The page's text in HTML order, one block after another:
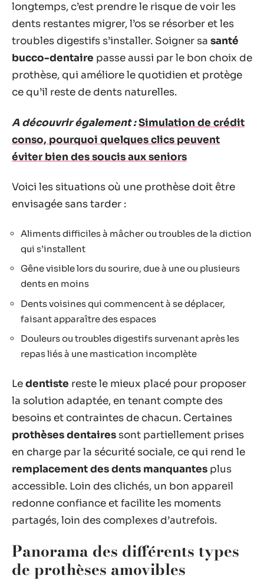
longtemps, c’est prendre le risque de voir les
dents restantes migrer, l’os se résorber et les
troubles digestifs s’installer. Soigner sa santé
bucco-dentaire passe aussi par le bon choix de
prothèse, qui améliore le quotidien et protège
ce qu’il reste de dents naturelles.
A découvrir également :Simulation de crédit
conso, pourquoi quelques clics peuvent
éviter bien des soucis aux seniors
Voici les situations où une prothèse doit être
envisagée sans tarder :
Aliments difficiles à mâcher ou troubles de la diction
qui s’installent
Gêne visible lors du sourire, due à une ou plusieurs
dents en moins
Dents voisines qui commencent à se déplacer,
faisant apparaître des espaces
Douleurs ou troubles digestifs survenant après les
repas liés à une mastication incomplète
Ledentiste reste le mieux placé pour proposer
la solution adaptée, en tenant compte des
besoins et contraintes de chacun. Certaines
prothèses dentaires sont partiellement prises
en charge par la sécurité sociale, ce qui rend le
remplacement des dents manquantes plus
accessible. Loin des clichés, un bon appareil
redonne confiance et facilite les moments
partagés, loin des complexes d’autrefois.
Panorama des différents types
de prothèses amovibles